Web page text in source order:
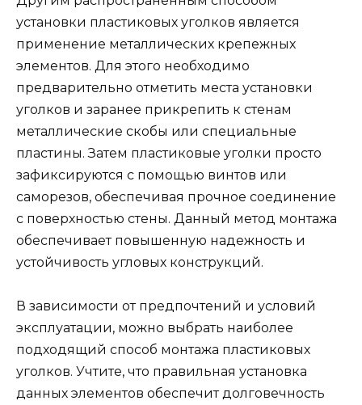
установки пластиковых уголков является
применение металлических крепежных
элементов. Для этого необходимо
предварительно отметить места установки
уголков и заранее прикрепить к стенам
металлические скобы или специальные
пластины. Затем пластиковые уголки просто
зафиксируются с помощью винтов или
саморезов, обеспечивая прочное соединение
с поверхностью стены. Данный метод монтажа
обеспечивает повышенную надежность и
устойчивость угловых конструкций.
В зависимости от предпочтений и условий
эксплуатации, можно выбрать наиболее
подходящий способ монтажа пластиковых
уголков. Учтите, что правильная установка
данных элементов обеспечит долговечность